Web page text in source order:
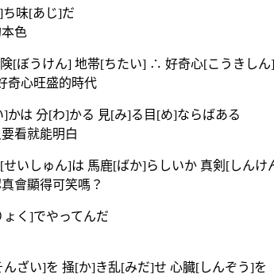
ち味[あじ]だ
色
[ぼうけん] 地帯[ちたい] ∴ 好奇心[こうきし
奇心旺盛的時代
かは 分[わ]かる 見[み]る目[め]ならばある
看就能明白
いしゅん]は 馬鹿[ばか]らしいか 真剣[しんけ
會顯得可笑嗎？
く]でやってんだ
ざい]を 掻[か]き乱[みだ]せ 心臓[しんぞう]を